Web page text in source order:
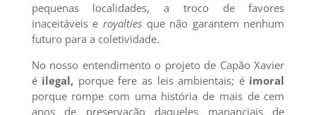
pequenas localidades, a troco de favores
inaceitáveis e royaltiesque não garantem nenhum
futuro para a coletividade.
No nosso entendimento o projeto de Capão Xavier
é ilegal, porque fere as leis ambientais; é imoral
porque rompe com uma história de mais de cem
anos de preservação daqueles mananciais de